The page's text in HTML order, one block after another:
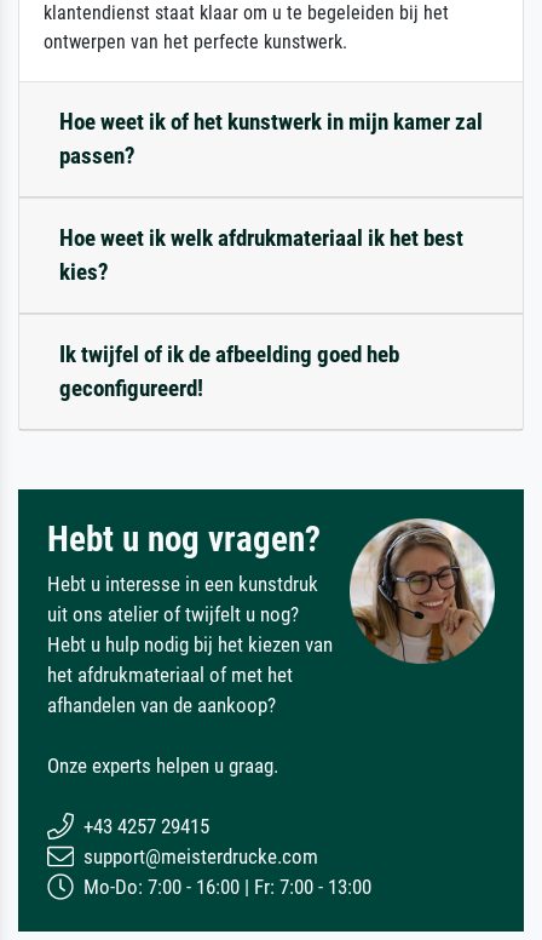
klantendienst staat klaar om u te begeleiden bij het
ontwerpen van het perfecte kunstwerk.
Hoe weet ik of het kunstwerk in mijn kamer zal
passen?
Hoe weet ik welk afdrukmateriaal ik het best
kies?
Ik twijfel of ik de afbeelding goed heb
geconfigureerd!
Hebt u nog vragen?
Hebt u interesse in een kunstdruk
uit ons atelier of twijfelt u nog?
Hebt u hulp nodig bij het kiezen van
het afdrukmateriaal of met het
afhandelen van de aankoop?
Onze experts helpen u graag.
+43 4257 29415
support@meisterdrucke.com
Mo-Do: 7:00 - 16:00 | Fr: 7:00 - 13:00